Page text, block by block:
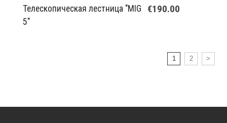
Телескопическая лестница "MIG
5"
€190.00
1 2 >